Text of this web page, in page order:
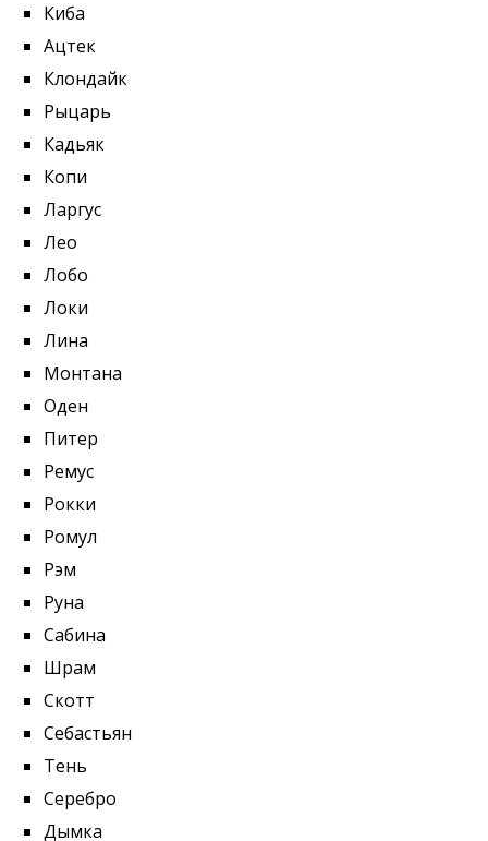
Киба
Ацтек
Клондайк
Рыцарь
Кадьяк
Копи
Ларгус
Лео
Лобо
Локи
Лина
Монтана
Оден
Питер
Ремус
Рокки
Ромул
Рэм
Руна
Сабина
Шрам
Скотт
Себастьян
Тень
Серебро
Дымка